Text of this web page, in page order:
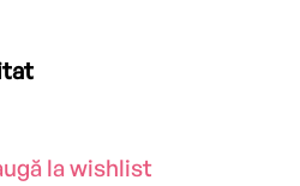
la wishlist